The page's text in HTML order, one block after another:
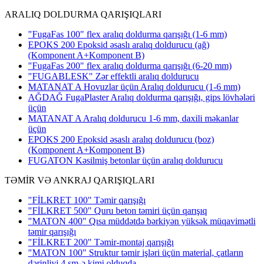
ARALIQ DOLDURMA QARIŞIQLARI
"FugaFas 100" flex aralıq doldurma qarışığı (1-6 mm)
EPOKS 200 Epoksid əsaslı aralıq doldurucu (ağ)
(Komponent A+Komponent B)
"FugaFas 200" flex aralıq doldurma qarışığı (6-20 mm)
"FUGABLESK" Zər effektli aralıq doldurucu
MATANAT A Hovuzlar üçün Aralıq doldurucu (1-6 mm)
AĞDAĞ FugaPlaster Aralıq doldurma qarışığı, gips lövhələri
üçün
MATANAT A Aralıq doldurucu 1-6 mm, daxili məkanlar
üçün
EPOKS 200 Epoksid əsaslı aralıq doldurucu (boz)
(Komponent A+Komponent B)
FUGATON Kəsilmiş betonlar üçün aralıq doldurucu
TƏMİR VƏ ANKRAJ QARIŞIQLARI
"FİLKRET 100" Təmir qarışığı
"FİLKRET 500" Quru beton təmiri üçün qarışıq
"MATON 400" Qısa müddətdə bərkiyən yüksək müqavimətli
təmir qarışığı
"FİLKRET 200" Təmir-montaj qarışığı
"MATON 100" Struktur təmir işləri üçün material, çatların